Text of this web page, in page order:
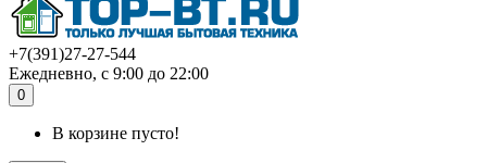
+7(391)27-27-544
Ежедневно, с 9:00 до 22:00
0
В корзине пусто!